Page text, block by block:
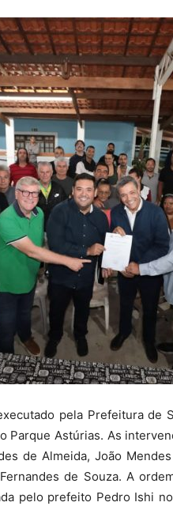
pela Prefeitura de
Parque Astúrias. As
de Almeida, João
de Souza. A
pelo prefeito Pedro Ishi